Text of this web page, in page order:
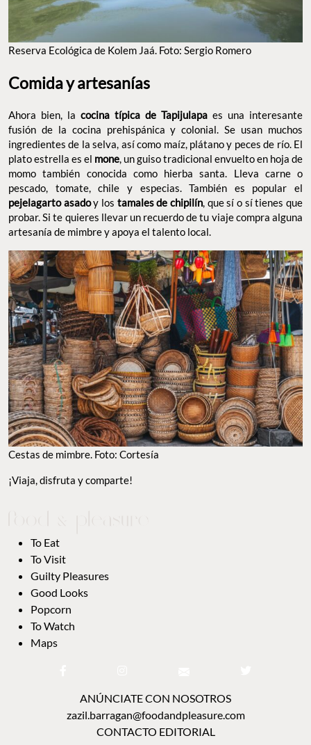
Reserva Ecológica de Kolem Jaá. Foto: Sergio Romero
Comida y artesanías
Ahora bien, la cocina típica de Tapijulapa es una interesante
fusión de la cocina prehispánica y colonial. Se usan muchos
ingredientes de la selva, así como maíz, plátano y peces de río. El
plato estrella es el mone, un guiso tradicional envuelto en hoja de
momo también conocida como hierba santa. Lleva carne o
pescado, tomate, chile y especias. También es popular el
pejelagarto asadoy los tamales de chipilín, que sí o sí tienes que
probar. Si te quieres llevar un recuerdo de tu viaje compra alguna
artesanía de mimbre y apoya el talento local.
Cestas de mimbre. Foto: Cortesía
¡Viaja, disfruta y comparte!
To Eat
To Visit
Guilty Pleasures
Good Looks
Popcorn
To Watch
Maps
ANÚNCIATE CON NOSOTROS
zazil.barragan@foodandpleasure.com
CONTACTO EDITORIAL